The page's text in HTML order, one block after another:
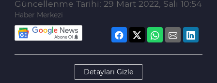
Güncellenme Tarihi: 29 Mart 2022, Salı 10:54
Haber Merkezi
Detayları Gizle